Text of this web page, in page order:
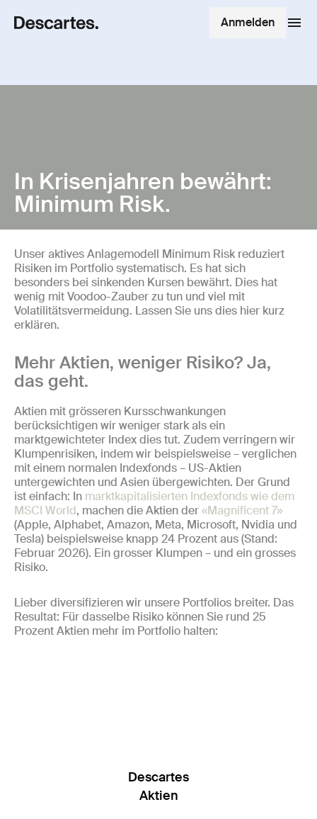
Anmelden
In Krisenjahren bewährt:
Minimum Risk.
Unser aktives Anlagemodell Minimum Risk reduziert
Risiken im Portfolio systematisch. Es hat sich
besonders bei sinkenden Kursen bewährt. Dies hat
wenig mit Voodoo-Zauber zu tun und viel mit
Volatilitätsvermeidung. Lassen Sie uns dies hier kurz
erklären.
Mehr Aktien, weniger Risiko? Ja,
das geht.
Aktien mit grösseren Kursschwankungen
berücksichtigen wir weniger stark als ein
marktgewichteter Index dies tut. Zudem verringern wir
Klumpenrisiken, indem wir beispielsweise – verglichen
mit einem normalen Indexfonds – US-Aktien
untergewichten und Asien übergewichten. Der Grund
ist einfach: In marktkapitalisierten Indexfonds wie dem
MSCI World, machen die Aktien der«Magnificent 7»
(Apple, Alphabet, Amazon, Meta, Microsoft, Nvidia und
Tesla) beispielsweise knapp 24 Prozent aus (Stand:
Februar 2026). Ein grosser Klumpen – und ein grosses
Risiko.
Lieber diversifizieren wir unsere Portfolios breiter. Das
Resultat: Für dasselbe Risiko können Sie rund 25
Prozent Aktien mehr im Portfolio halten:
Descartes
Aktien